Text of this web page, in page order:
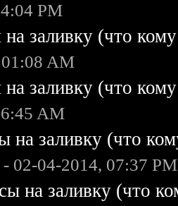
PM
заливку (что
AM
заливку (что
AM
на заливку (что
- 02-04-2014, 07:37 PM
на заливку (что